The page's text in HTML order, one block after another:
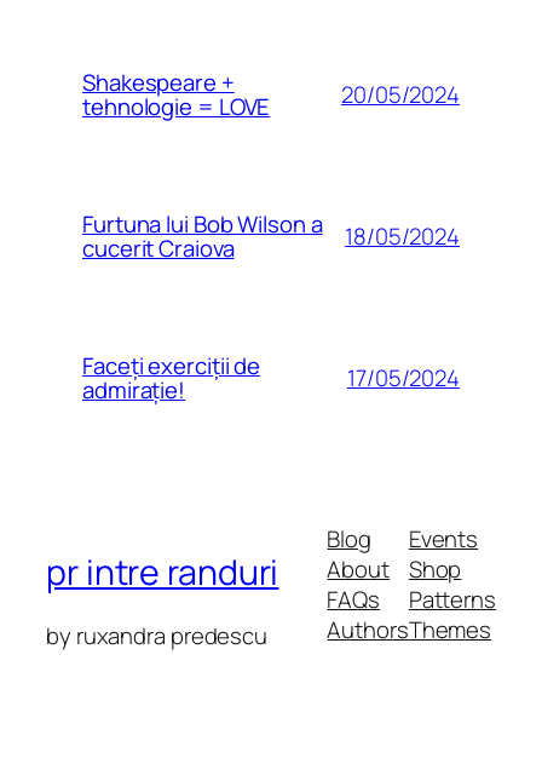
Shakespeare +
tehnologie = LOVE 20/05/2024
Furtuna lui Bob Wilson a
cucerit Craiova 18/05/2024
Faceți exerciții de
admirație! 17/05/2024
pr intre randuri
by ruxandra predescu
Blog
About
FAQs
Authors
Events
Shop
Patterns
Themes